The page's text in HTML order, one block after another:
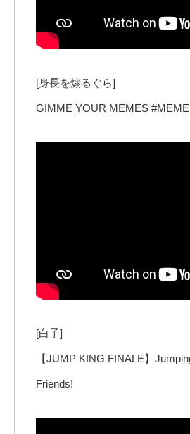
[身長を煽るぐら]
GIMME YOUR MEMES
[白子]
【JUMP KING FINALE】
Friends!